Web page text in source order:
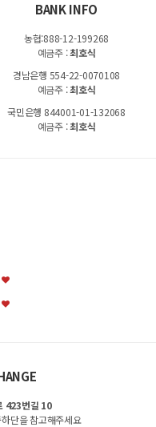
BANK INFO
농협:888-12-199268
예금주 :최호식
경남은행 554-22-0070108
예금주 :최호식
국민은행 844001-01-132068
예금주 :최호식
423번길 10
단을 참고해주세요